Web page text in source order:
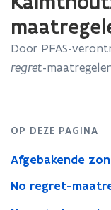
zich
op:
Kalmthout:
Door PFAS-
regret-
OP DEZE PAGINA
Afgebakende
No regret-